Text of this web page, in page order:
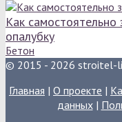
Как самостоятельно
опалубку
Бетон
© 2015 - 2026 stroitel-
Главная | О проекте |
данных|